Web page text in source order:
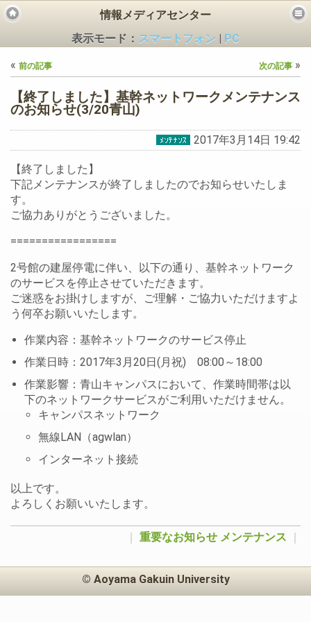
情報メディアセンター
表示モード： スマートフォン
PC
« 前の記事 次の記事 »
【終了しました】基幹ネットワークメンテナンス
のお知らせ(3/20青山)
2017年3月14日 19:42
【終了しました】
下記メンテナンスが終了しましたのでお知らせいたしま
す。
ご協力ありがとうございました。
=================
2号館の建屋停電に伴い、以下の通り、基幹ネットワーク
のサービスを停止させていただきます。
ご迷惑をお掛けしますが、ご理解・ご協力いただけますよ
う何卒お願いいたします。
作業内容：基幹ネットワークのサービス停止
作業日時：2017年3月20日(月祝) 08:00～18:00
作業影響：青山キャンパスにおいて、作業時間帯は以
下のネットワークサービスがご利用いただけません。
キャンパスネットワーク
無線LAN（agwlan）
インターネット接続
以上です。
よろしくお願いいたします。
重要なお知らせ メンテナンス
© Aoyama Gakuin University